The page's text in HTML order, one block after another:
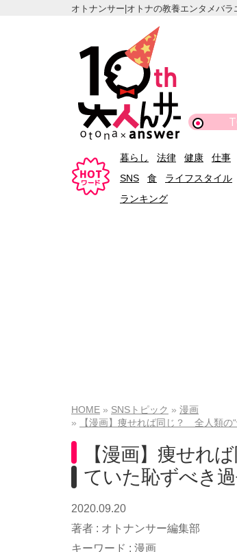
オトナンサー|オトナの教養エンタメバラ
暮らし 法律 健康 仕事
SNS
食 ライフスタイル
ランキング
HOME SNSトピック
漫画
【漫画】痩せれば同じ？ 全人類の
【漫画】痩せれ
ていた恥ずべき
2020.09.20
著者 : オトナンサー編集部
キーワード : 漫画